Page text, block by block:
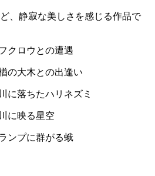
、静寂な美しさを感じる作品で